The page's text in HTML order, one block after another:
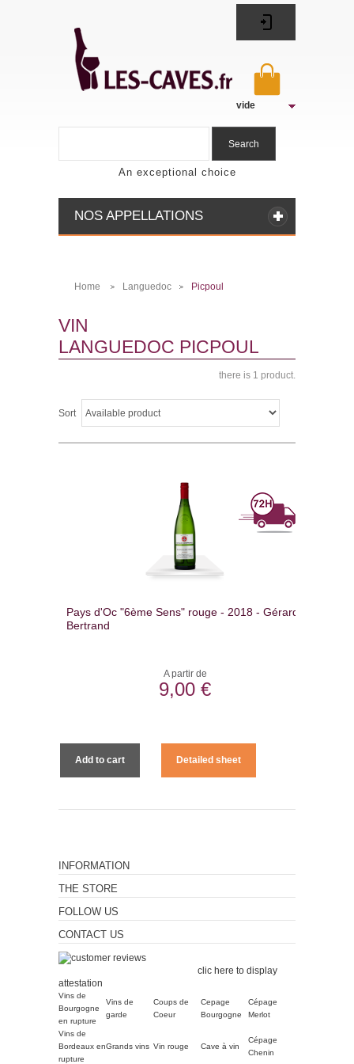
An exceptional choice
vide
NOS APPELLATIONS
Search
Home
Languedoc
Picpoul
VIN
LANGUEDOC PICPOUL
there is 1 product.
Sort
Pays d'Oc "6ème Sens" rouge - 2018 - Gérard
Bertrand
A partir de
9,00 €
Add to cart Detailed sheet
INFORMATION
THE STORE
FOLLOW US
CONTACT US
clic here to display
attestation
Vins de
Bourgogne
en rupture
Vins de
garde
Coups de
Coeur
Cepage
Bourgogne
Cépage
Merlot
Vins de
Bordeaux en
rupture
Grands vins Vin rouge Cave à vin
Cépage
Chenin